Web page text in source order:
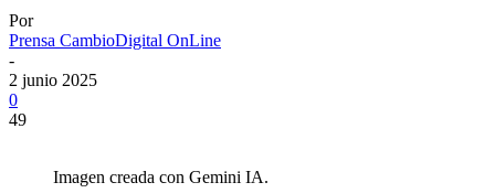
Por
Prensa CambioDigital OnLine
-
2 junio 2025
0
49
Imagen creada con Gemini IA.